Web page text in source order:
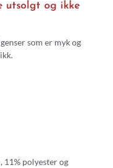
utsolgt og ikke
som er myk og
11% polyester og